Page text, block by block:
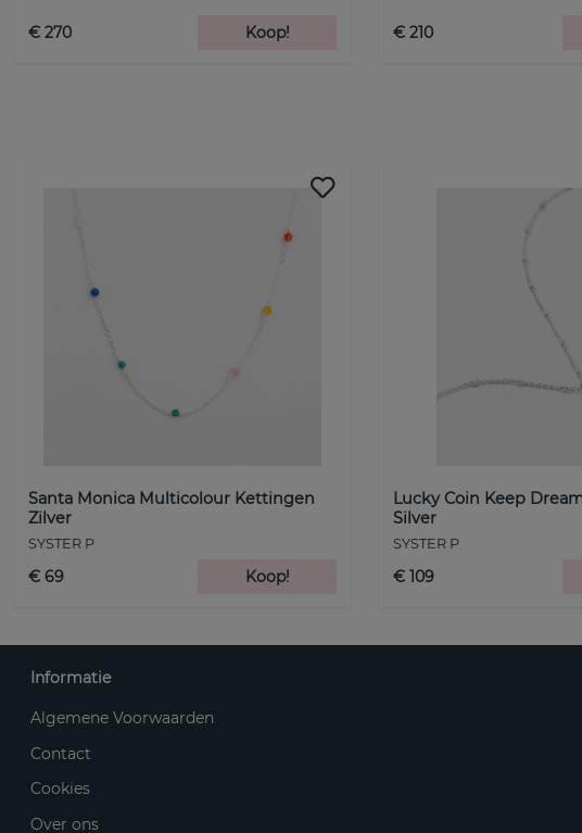
€ 270 Koop! € 210
Santa Monica Multicolour Kettingen
Zilver
SYSTER P
€ 69 Koop!
Lucky Coin Keep
Silver
SYSTER P
€ 109
Informatie
Algemene Voorwaarden
Contact
Cookies
Over ons